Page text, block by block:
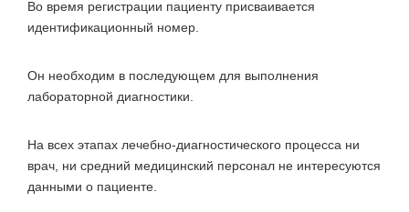
Во время регистрации пациенту присваивается
идентификационный номер.
Он необходим в последующем для выполнения
лабораторной диагностики.
На всех этапах лечебно-диагностического процесса ни
врач, ни средний медицинский персонал не интересуются
данными о пациенте.